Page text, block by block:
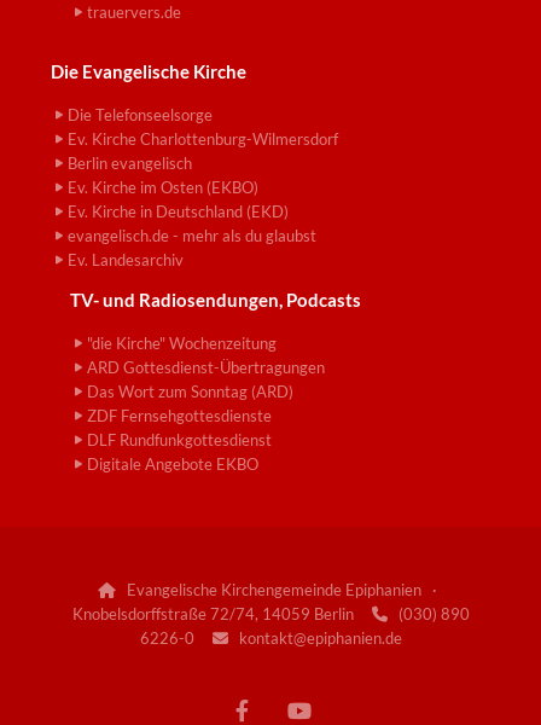
trauervers.de
Die Evangelische Kirche
Die Telefonseelsorge
Ev. Kirche Charlottenburg-Wilmersdorf
Berlin evangelisch
Ev. Kirche im Osten (EKBO)
Ev. Kirche in Deutschland (EKD)
evangelisch.de - mehr als du glaubst
Ev. Landesarchiv
TV- und Radiosendungen, Podcasts
"die Kirche" Wochenzeitung
ARD Gottesdienst-Übertragungen
Das Wort zum Sonntag (ARD)
ZDF Fernsehgottesdienste
DLF Rundfunkgottesdienst
Digitale Angebote EKBO
Evangelische Kirchengemeinde Epiphanien ·
Knobelsdorffstraße 72/74, 14059 Berlin
(030) 890
6226-0
kontakt@epiphanien.de